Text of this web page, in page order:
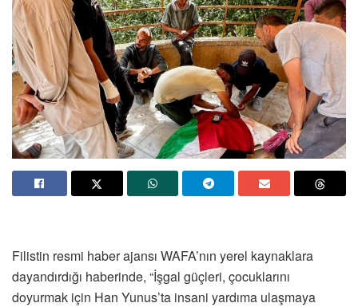
Filistin resmi haber ajansı WAFA’nın yerel kaynaklara
dayandırdığı haberinde, “İşgal güçleri, çocuklarını
doyurmak için Han Yunus’ta insani yardıma ulaşmaya